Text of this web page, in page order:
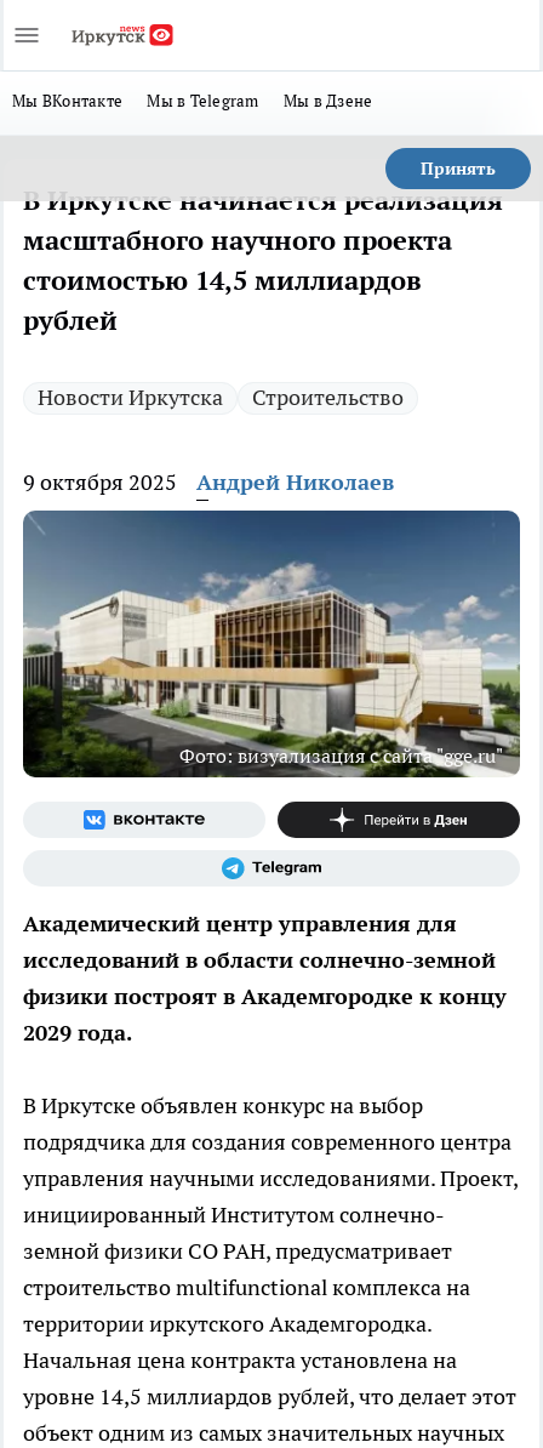
Мы ВКонтакте Мы в Telegram Мы в Дзене
Принять
В Иркутске начинается реализация
масштабного научного проекта
стоимостью 14,5 миллиардов
рублей
Новости Иркутска Строительство
9 октября 2025 Андрей Николаев
Фото: визуализация с сайта "gge.ru"
Академический центр управления для
исследований в области солнечно-земной
физики построят в Академгородке к концу
2029 года.
В Иркутске объявлен конкурс на выбор
подрядчика для создания современного центра
управления научными исследованиями. Проект,
инициированный Институтом солнечно-
земной физики СО РАН, предусматривает
строительство multifunctional комплекса на
территории иркутского Академгородка.
Начальная цена контракта установлена на
уровне 14,5 миллиардов рублей, что делает этот
объект одним из самых значительных научных